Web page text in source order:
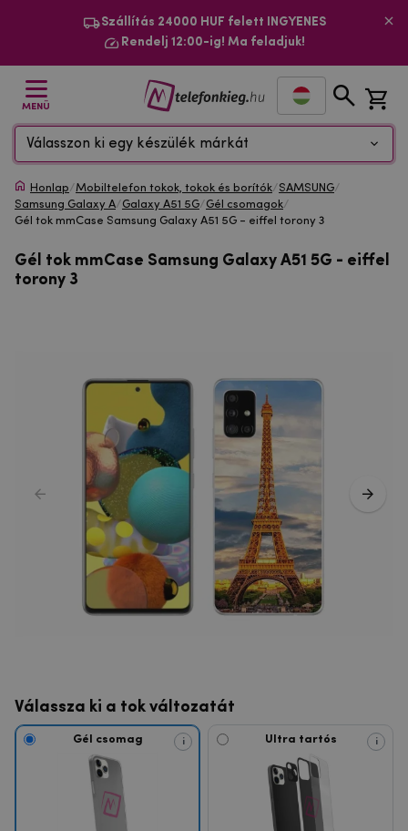
Szállítás 24000 HUF felett INGYENES
Rendelj 12:00-ig! Ma feladjuk!
MENÜ
Válasszon ki egy készülék márkát
Honlap/Mobiltelefon tokok, tokok és borítók/SAMSUNG/
Samsung Galaxy A/Galaxy A51 5G/Gél csomagok/
Gél tok mmCase Samsung Galaxy A51 5G - eiffel torony 3
Gél tok mmCase Samsung Galaxy A51 5G - eiffel
torony 3
Válassza ki a tok változatát
Gél csomag i Ultra tartós i